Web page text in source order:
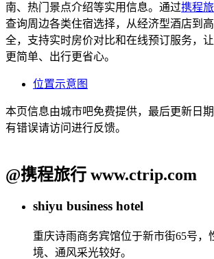
南、热门景点介绍等实用信息。通过携程
查询周边各类住宿选择，从经济型酒店到
全，支持实时房价对比和在线预订服务，
更简单、出行更省心。
位置示意图
本页信息由城市吧免费提供，最后更新日
有错误请访问进行反馈。
@携程旅行 www.ctrip.com
shiyu business hotel
重庆诗雨商务宾馆位于新市街65号，
境、通风采光较好。